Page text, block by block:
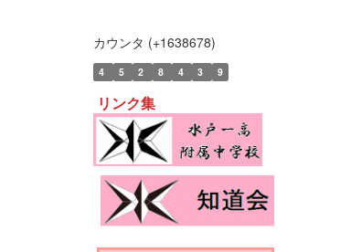
カウンタ (+1638678)
4 5 2 8 4 3 9
リンク集